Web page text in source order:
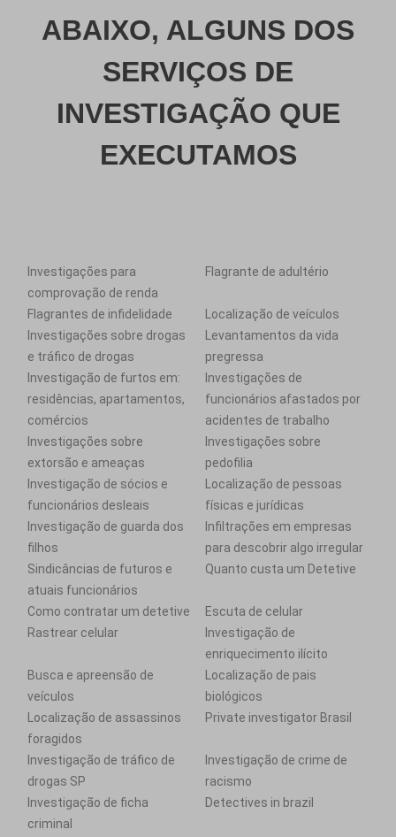
ABAIXO, ALGUNS DOS
SERVIÇOS DE
INVESTIGAÇÃO QUE
EXECUTAMOS
Investigações para
comprovação de renda
Flagrante de adultério
Flagrantes de infidelidade
Localização de veículos
Investigações sobre drogas
e tráfico de drogas
Levantamentos da vida
pregressa
Investigação de furtos em:
residências, apartamentos,
comércios
Investigações de
funcionários afastados por
acidentes de trabalho
Investigações sobre
extorsão e ameaças
Investigações sobre
pedofilia
Investigação de sócios e
funcionários desleais
Localização de pessoas
físicas e jurídicas
Investigação de guarda dos
filhos
Infiltrações em empresas
para descobrir algo irregular
Sindicâncias de futuros e
atuais funcionários
Quanto custa um Detetive
Como contratar um detetive
Escuta de celular
Rastrear celular
Investigação de
enriquecimento ilícito
Busca e apreensão de
veículos
Localização de pais
biológicos
Localização de assassinos
foragidos
Private investigator Brasil
Investigação de tráfico de
drogas SP
Investigação de crime de
racismo
Investigação de ficha
criminal
Detectives in brazil